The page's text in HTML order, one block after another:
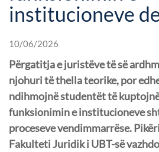
institucioneve
10/06/2026
Përgatitja e juristëve të së
njohuri të thella teorike, por
ndihmojnë studentët të
funksionimin e institucioneve
proceseve vendimmarrëse.
Fakulteti Juridik i UBT-së